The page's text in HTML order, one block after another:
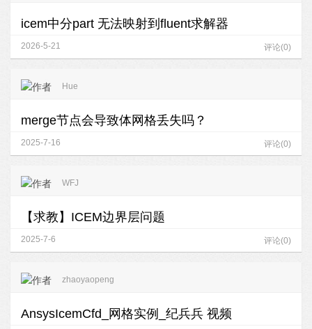
icem中分part 无法映射到fluent求解器
2026-5-21 评论(0)
Hue
merge节点会导致体网格丢失吗？
2025-7-16 评论(0)
WFJ
【求教】ICEM边界层问题
2025-7-6 评论(0)
zhaoyaopeng
AnsysIcemCfd_网格实例_纪兵兵 视频